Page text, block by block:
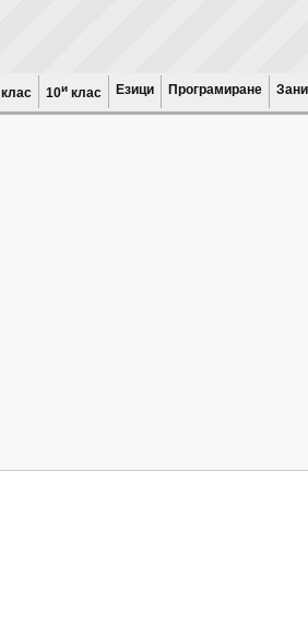
клас 10и клас Езици Програмиране